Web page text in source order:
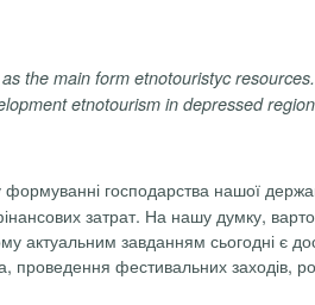
the main form etnotouristyc
etnotourism in depressed
господарства нашої
затрат. На нашу думку,
актуальним завданням сьогодні є
проведення фестивальних заходів,